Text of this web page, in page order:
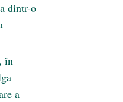
dintr-o
în
a